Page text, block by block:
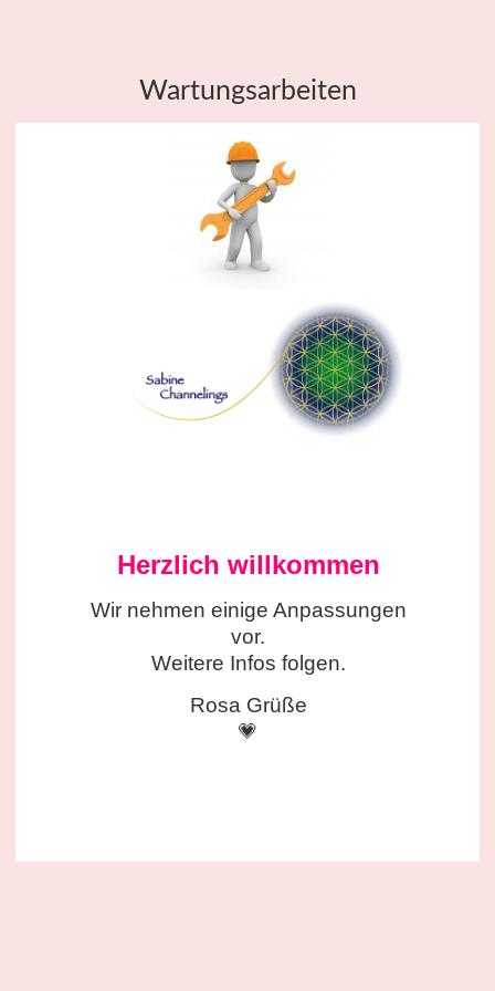
Wartungsarbeiten
Herzlich willkommen
Wir nehmen einige Anpassungen
vor.
Weitere Infos folgen.
Rosa Grüße
💗